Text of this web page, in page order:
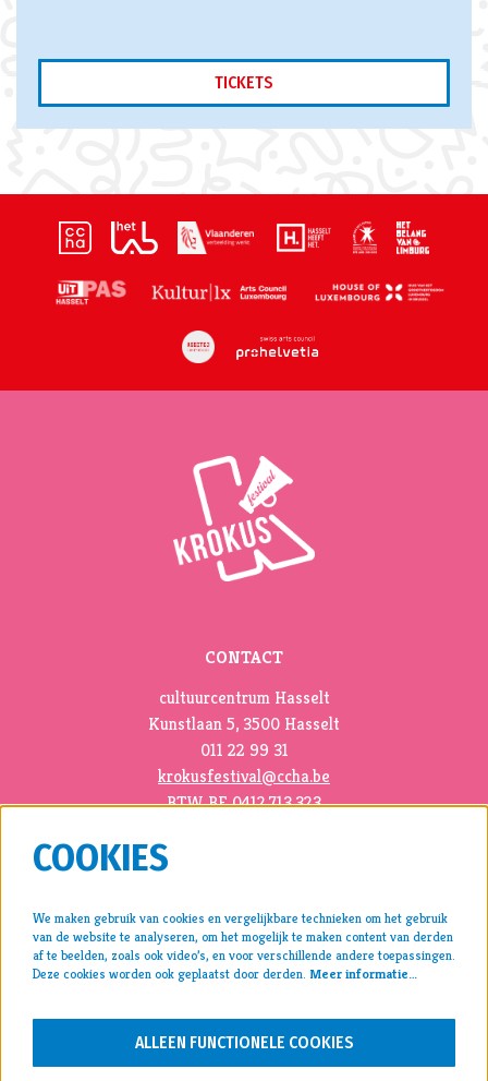
TICKETS
CONTACT
cultuurcentrum Hasselt
Kunstlaan 5, 3500 Hasselt
011 22 99 31
krokusfestival@ccha.be
BTW BE 0412.713.323
pers >
archief >
COOKIES
We maken gebruik van cookies en vergelijkbare technieken om het gebruik
van de website te analyseren, om het mogelijk te maken content van derden
af te beelden, zoals ook video’s, en voor verschillende andere toepassingen.
Deze cookies worden ook geplaatst door derden. Meer informatie…
ALLEEN FUNCTIONELE COOKIES